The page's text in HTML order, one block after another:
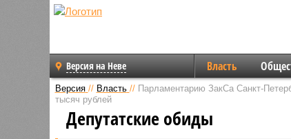
Версия на Неве Власть
Версия // Власть // Парламентарию ЗакСа Санкт-
тысяч рублей
Депутатские обиды